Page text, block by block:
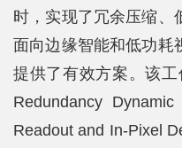
时，实现了冗余压缩、
面向边缘智能和低功耗
提供了有效方案。该
Redundancy
Readout and In-Pixel